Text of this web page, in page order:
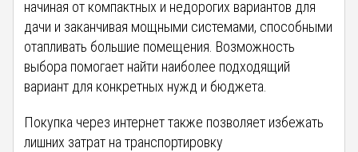
начиная от компактных и недорогих вариантов для
дачи и заканчивая мощными системами, способными
отапливать большие помещения. Возможность
выбора помогает найти наиболее подходящий
вариант для конкретных нужд и бюджета.
Покупка через интернет также позволяет избежать
лишних затрат на транспортировку